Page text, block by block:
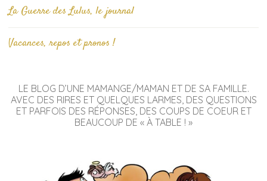
La Guerre des Lulus, le journal
Vacances, repos et pronos !
LE BLOG D’UNE MAMANGE/MAMAN ET DE SA FAMILLE.
AVEC DES RIRES ET QUELQUES LARMES, DES QUESTIONS
ET PARFOIS DES RÉPONSES, DES COUPS DE COEUR ET
BEAUCOUP DE « À TABLE ! »